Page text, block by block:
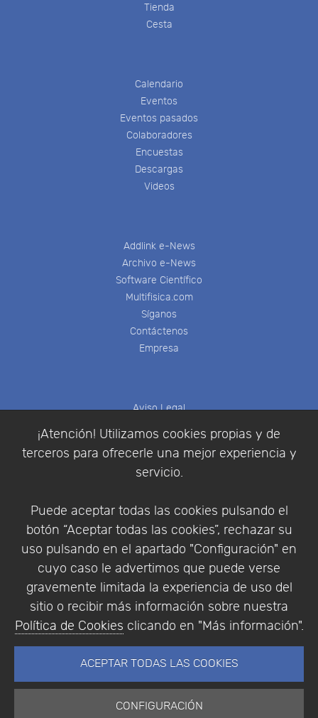
¡Atención! Utilizamos cookies propias y de
terceros para ofrecerle una mejor experiencia y
servicio.
Puede aceptar todas las cookies pulsando el
botón “Aceptar todas las cookies”, rechazar su
uso pulsando en el apartado "Configuración" en
cuyo caso le advertimos que puede verse
gravemente limitada la experiencia de uso del
sitio o recibir más información sobre nuestra
Política de Cookies clicando en "Más información".
ACEPTAR TODAS LAS COOKIES
CONFIGURACIÓN
Tienda
Cesta
Calendario
Eventos
Eventos pasados
Colaboradores
Encuestas
Descargas
Videos
Addlink e-News
Archivo e-News
Software Científico
Multifisica.com
Síganos
Contáctenos
Empresa
Aviso Legal
Política de Privacidad
Condiciones de compra
Identificarse
Empresa|Aviso Legal| Política de Privacidad |
Política de Cookies
© Copyright 1994 - 2026. Addlink Software
Científico, S.L.
Portugal.